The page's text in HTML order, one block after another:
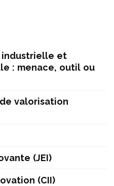
industrielle et
: menace, outil ou
valorisation
(JEI)
(CII)